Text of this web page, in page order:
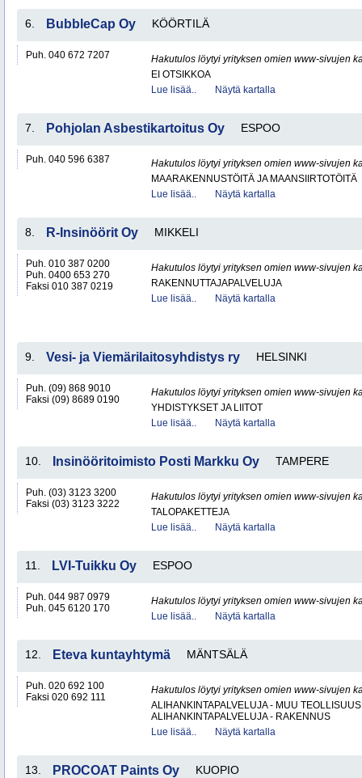
6. BubbleCap Oy KÖÖRTILÄ
Puh. 040 672 7207
Hakutulos löytyi yrityksen omien www-sivujen
EI OTSIKKOA
Lue lisää..
Näytä kartalla
7. Pohjolan Asbestikartoitus Oy ESPOO
Puh. 040 596 6387
Hakutulos löytyi yrityksen omien www-sivujen
MAARAKENNUSTÖITÄ JA MAANSIIRTOTÖITÄ
Lue lisää..
Näytä kartalla
8. R-Insinöörit Oy MIKKELI
Puh. 010 387 0200
Puh. 0400 653 270
Faksi 010 387 0219
Hakutulos löytyi yrityksen omien www-sivujen
RAKENNUTTAJAPALVELUJA
Lue lisää..
Näytä kartalla
9. Vesi- ja Viemärilaitosyhdistys ry HELSINKI
Puh. (09) 868 9010
Faksi (09) 8689 0190
Hakutulos löytyi yrityksen omien www-sivujen
YHDISTYKSET JA LIITOT
Lue lisää..
Näytä kartalla
10. Insinööritoimisto Posti Markku Oy TAMPERE
Puh. (03) 3123 3200
Faksi (03) 3123 3222
Hakutulos löytyi yrityksen omien www-sivujen
TALOPAKETTEJA
Lue lisää..
Näytä kartalla
11. LVI-Tuikku Oy ESPOO
Puh. 044 987 0979
Puh. 045 6120 170
Hakutulos löytyi yrityksen omien www-sivujen
Lue lisää..
Näytä kartalla
12. Eteva kuntayhtymä MÄNTSÄLÄ
Puh. 020 692 100
Faksi 020 692 111
Hakutulos löytyi yrityksen omien www-sivujen
ALIHANKINTAPALVELUJA - MUU TEOLLISUUS
ALIHANKINTAPALVELUJA - RAKENNUS
Lue lisää..
Näytä kartalla
13. PROCOAT Paints Oy KUOPIO